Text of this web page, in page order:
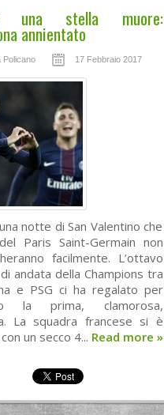
una stella muore:
annientato
Policano 17 Febbraio 2017
notte di San Valentino che
Paris Saint-Germain non
facilmente. L’ottavo
andata della Champions tra
e PSG ci ha regalato per
la prima, clamorosa,
La squadra francese si è
un secco 4... Read more »